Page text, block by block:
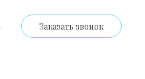
Заказать звонок